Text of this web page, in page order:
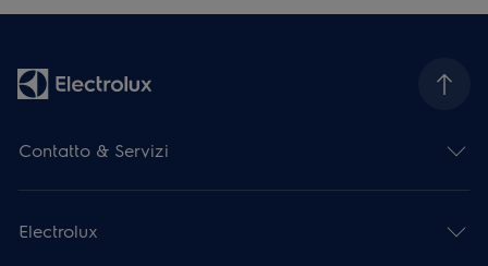
Contatto & Servizi
Electrolux